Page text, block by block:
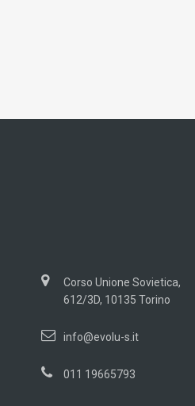
Corso Unione Sovietica,
612/3D, 10135 Torino
info@evolu-s.it
011 19665793